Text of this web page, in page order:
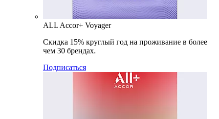
ALL Accor+ Voyager
Скидка 15% круглый год на проживание в более
чем 30 брендах.
Подписаться